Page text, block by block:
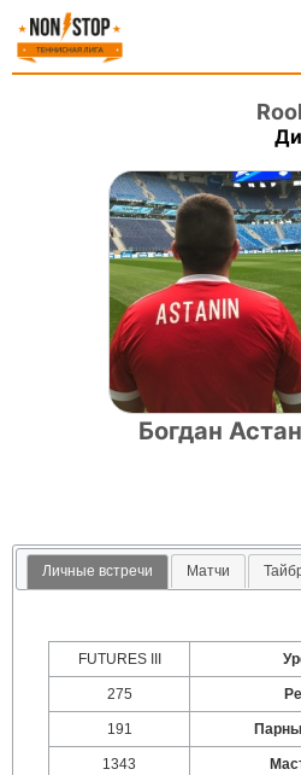
Богдан
Личные встречи Матчи
FUTURES III
275
191
1343